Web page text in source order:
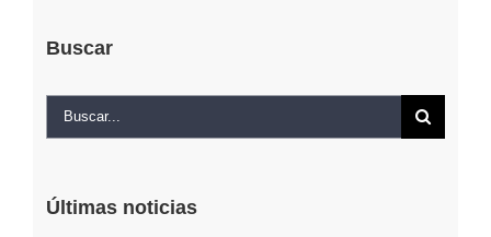
Buscar
Buscar:
Últimas noticias